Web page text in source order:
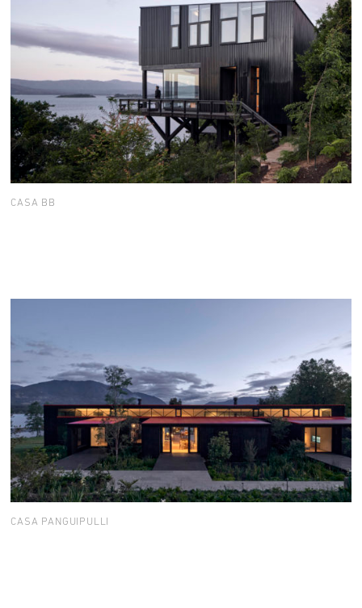
CASA BB
CASA PANGUIPULLI